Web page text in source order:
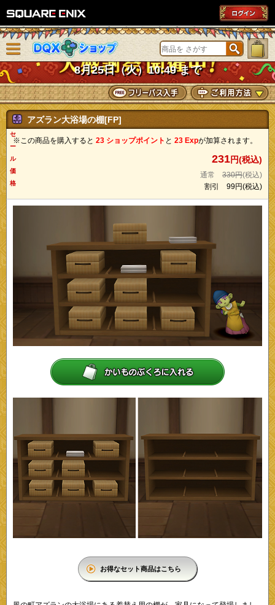
DQXショップ
8月25日（火）10:49 まで
ニューを閉じる
アズラン大浴場の棚[FP]
※この商品を購入すると 23 ショップポイント と 23 Expが加算されます。
セ
ー
ル
価
格
231円(税込)
通常 330円(税込)
割引 99円(税込)
お得なセット商品はこちら